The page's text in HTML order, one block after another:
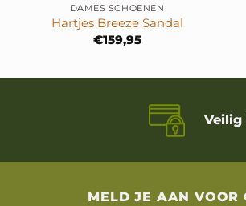
DAMES SCHOENEN
Hartjes Breeze Sandal
€159,95
Veilig
MELD JE AAN VOOR